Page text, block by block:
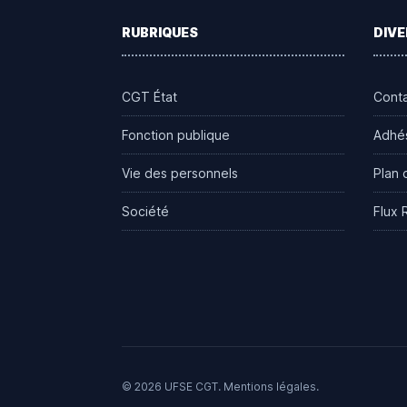
RUBRIQUES
CGT État
Fonction publique
Vie des personnels
Société
Plan
Flux
© 2026 UFSE CGT. Mentions légales.